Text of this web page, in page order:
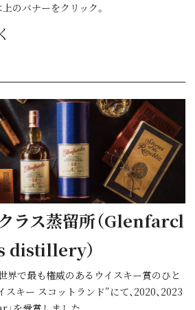
のバナーをクリック。
ラス蒸留所（Glenfarcl
distillery）
界で最も権威のあるウイスキー賞のひと
スキー スコットランド”にて、2020、2023